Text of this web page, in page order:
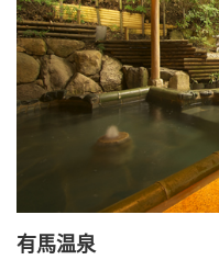
有馬温泉